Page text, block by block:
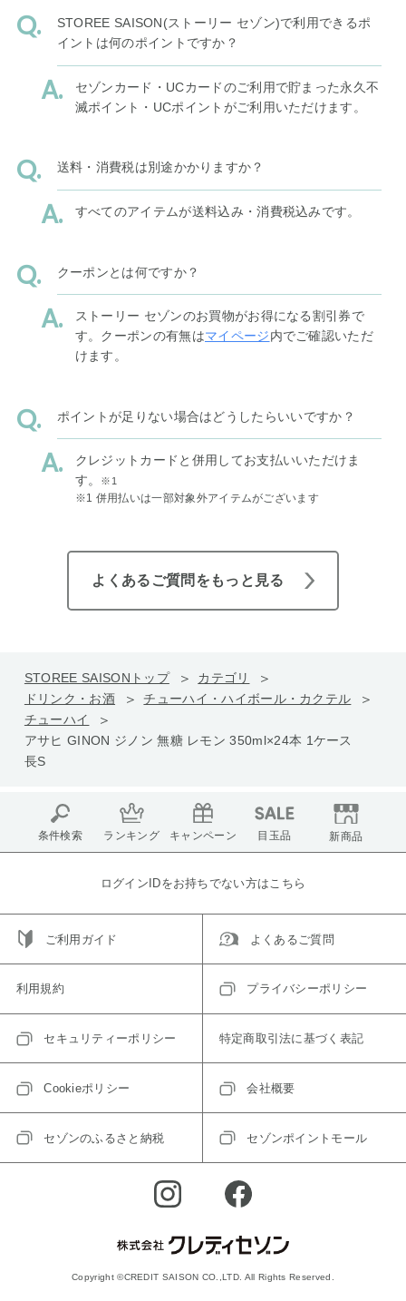
STOREE SAISON(ストーリー セゾン)で利用できるポ
イントは何のポイントですか？
セゾンカード・UCカードのご利用で貯まった永久不
滅ポイント・UCポイントがご利用いただけます。
送料・消費税は別途かかりますか？
すべてのアイテムが送料込み・消費税込みです。
クーポンとは何ですか？
ストーリー セゾンのお買物がお得になる割引券で
す。クーポンの有無はマイページ内でご確認いただ
けます。
ポイントが足りない場合はどうしたらいいですか？
クレジットカードと併用してお支払いいただけま
す。
※1
※1 併用払いは一部対象外アイテムがございます
よくあるご質問をもっと見る
STOREE SAISONトップ
カテゴリ
ドリンク・お酒
チューハイ・ハイボール・カクテル
チューハイ
アサヒ GINON ジノン 無糖 レモン 350ml×24本 1ケース
長S
条件検索 ランキング キャンペーン 目玉品 新商品
ログインIDをお持ちでない方はこちら
ご利用ガイド よくあるご質問
利用規約 プライバシーポリシー
セキュリティーポリシー 特定商取引法に基づく表記
Cookieポリシー 会社概要
セゾンのふるさと納税 セゾンポイントモール
Copyright ©CREDIT SAISON CO.,LTD. All Rights Reserved.